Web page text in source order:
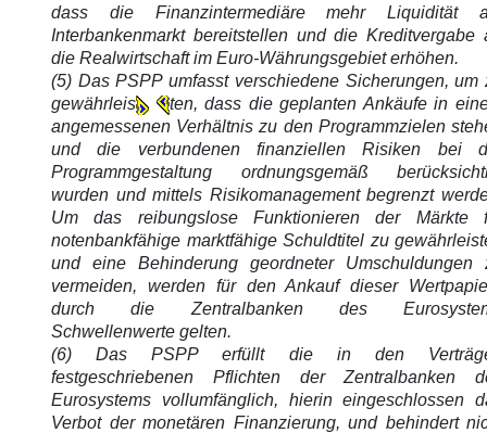
dass die Finanzintermediäre mehr Liquidität
Interbankenmarkt bereitstellen und die Kreditvergabe
die Realwirtschaft im Euro-Währungsgebiet erhöhen.
(5) Das PSPP umfasst verschiedene Sicherungen, um
gewährleis
ten, dass die geplanten Ankäufe in
angemessenen Verhältnis zu den Programmzielen
und die verbundenen finanziellen Risiken bei
Programmgestaltung ordnungsgemäß
wurden und mittels Risikomanagement begrenzt
Um das reibungslose Funktionieren der Märkte
notenbankfähige marktfähige Schuldtitel zu
und eine Behinderung geordneter Umschuldungen
vermeiden, werden für den Ankauf dieser
durch die Zentralbanken des
Schwellenwerte gelten.
(6) Das PSPP erfüllt die in den
festgeschriebenen Pflichten der Zentralbanken
Eurosystems vollumfänglich, hierin eingeschlossen
Verbot der monetären Finanzierung, und behindert